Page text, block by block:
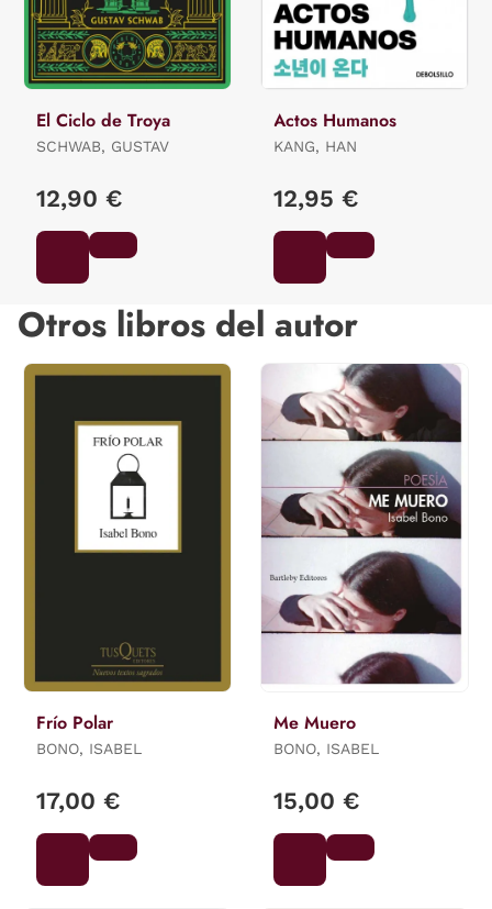
El Ciclo de Troya
SCHWAB, GUSTAV
12,90 €
Actos Humanos
KANG, HAN
12,95 €
Otros libros del autor
Frío Polar
BONO, ISABEL
17,00 €
Me Muero
BONO, ISABEL
15,00 €